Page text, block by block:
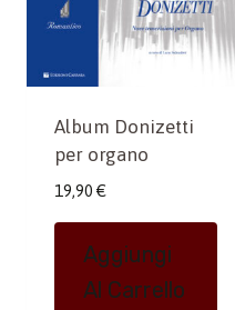
Album Donizetti
per organo
19,90 €
Aggiungi
Al Carrello